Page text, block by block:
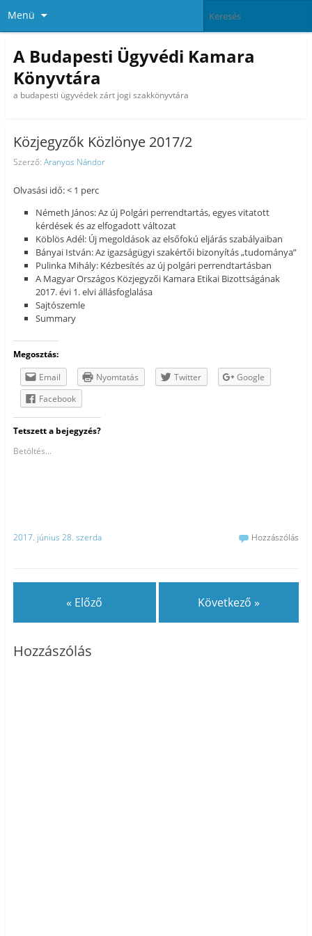
Menü
A Budapesti Ügyvédi Kamara
Könyvtára
a budapesti ügyvédek zárt jogi szakkönyvtára
Közjegyzők Közlönye 2017/2
Szerző: Aranyos Nándor
Olvasási idő: < 1 perc
Németh János: Az új Polgári perrendtartás, egyes vitatott
kérdések és az elfogadott változat
Köblös Adél: Új megoldások az elsőfokú eljárás szabályaiban
Bányai István: Az igazságügyi szakértői bizonyítás „tudománya”
Pulinka Mihály: Kézbesítés az új polgári perrendtartásban
A Magyar Országos Közjegyzői Kamara Etikai Bizottságának
2017. évi 1. elvi állásfoglalása
Sajtószemle
Summary
Megosztás:
Email
Nyomtatás Twitter
Google
Facebook
Tetszett a bejegyzés?
Betöltés...
2017. június 28. szerda Hozzászólás
« Előző Következő »
Hozzászólás